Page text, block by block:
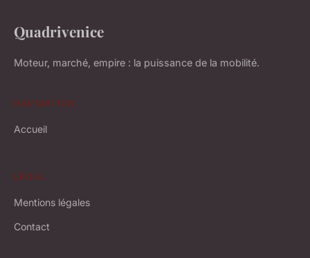
Quadrivenice
Moteur, marché, empire : la puissance de la mobilité.
NAVIGATION
Accueil
LÉGAL
Mentions légales
Contact